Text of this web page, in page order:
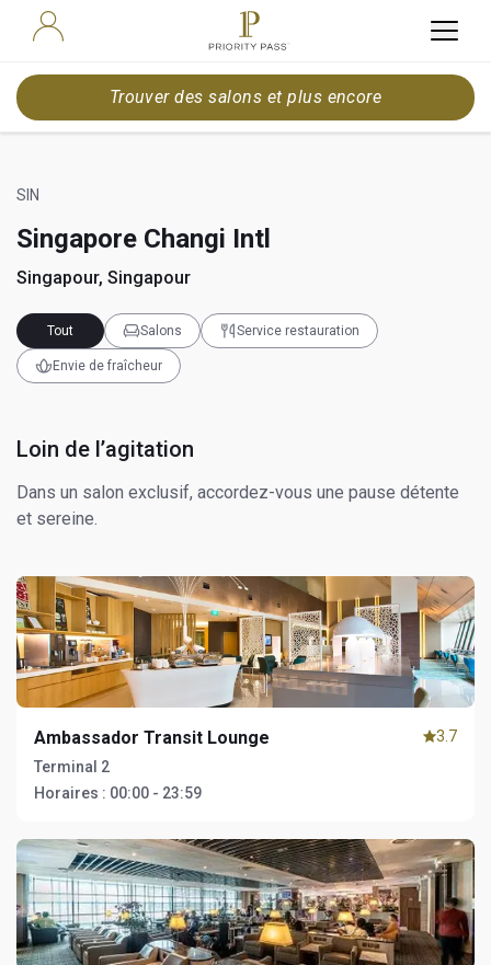
Trouver des salons et plus encore
SIN
Singapore Changi Intl
Singapour, Singapour
Tout Salons Service restauration
Envie de fraîcheur
Loin de l’agitation
Dans un salon exclusif, accordez-vous une pause détente
et sereine.
Ambassador Transit Lounge
Terminal 2
Horaires : 00:00 - 23:59
3.7